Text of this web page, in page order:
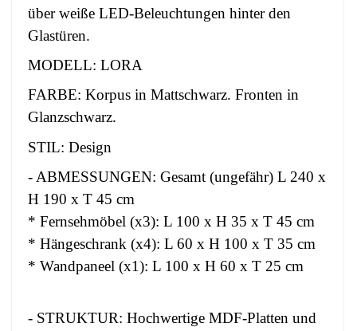
über weiße LED-Beleuchtungen hinter den
Glastüren.
MODELL: LORA
FARBE: Korpus in Mattschwarz. Fronten in
Glanzschwarz.
STIL: Design
- ABMESSUNGEN: Gesamt (ungefähr) L 240 x
H 190 x T 45 cm
* Fernsehmöbel (x3): L 100 x H 35 x T 45 cm
* Hängeschrank (x4): L 60 x H 100 x T 35 cm
* Wandpaneel (x1): L 100 x H 60 x T 25 cm
- STRUKTUR: Hochwertige MDF-Platten und